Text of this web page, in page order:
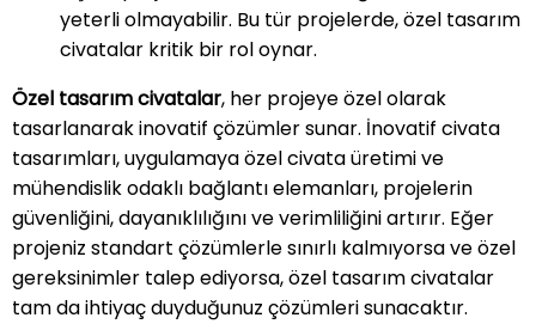
yeterli olmayabilir. Bu tür projelerde, özel tasarım
civatalar kritik bir rol oynar.
Özel tasarım civatalar, her projeye özel olarak
tasarlanarak inovatif çözümler sunar. İnovatif civata
tasarımları, uygulamaya özel civata üretimi ve
mühendislik odaklı bağlantı elemanları, projelerin
güvenliğini, dayanıklılığını ve verimliliğini artırır. Eğer
projeniz standart çözümlerle sınırlı kalmıyorsa ve özel
gereksinimler talep ediyorsa, özel tasarım civatalar
tam da ihtiyaç duyduğunuz çözümleri sunacaktır.